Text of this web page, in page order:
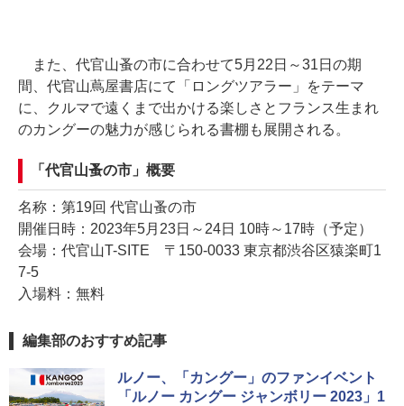
また、代官山蚤の市に合わせて5月22日～31日の期
間、代官山蔦屋書店にて「ロングツアラー」をテーマ
に、クルマで遠くまで出かける楽しさとフランス生まれ
のカングーの魅力が感じられる書棚も展開される。
「代官山蚤の市」概要
名称：第19回 代官山蚤の市
開催日時：2023年5月23日～24日 10時～17時（予定）
会場：代官山T-SITE 〒150-0033 東京都渋谷区猿楽町1
7-5
入場料：無料
編集部のおすすめ記事
ルノー、「カングー」のファンイベント
「ルノー カングー ジャンボリー 2023」1